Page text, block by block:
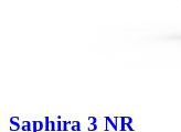
Saphira 3 NR